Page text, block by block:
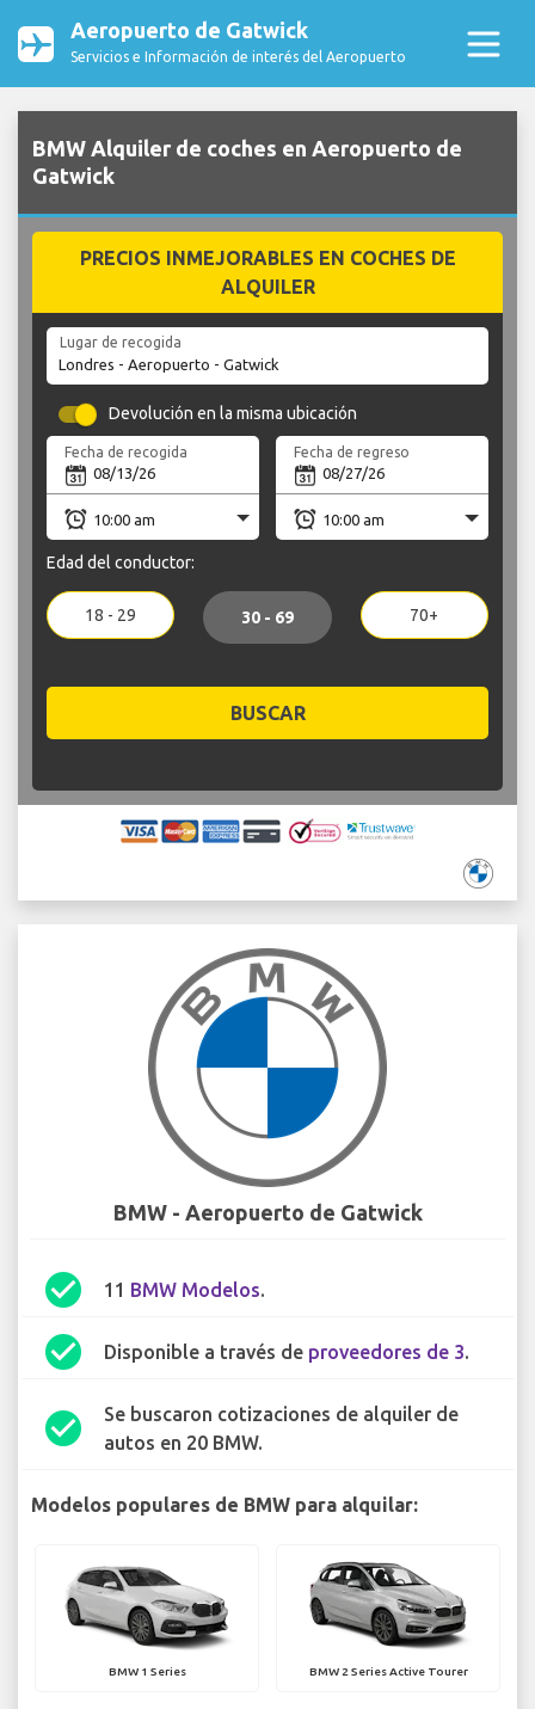
Aeropuerto de Gatwick
Servicios e Información de interés del Aeropuerto
BMW Alquiler de coches en Aeropuerto de
Gatwick
PRECIOS INMEJORABLES EN COCHES DE
ALQUILER
Lugar de recogida
Devolución en la misma ubicación
Fecha de recogida Fecha de regreso
Edad del conductor:
18 - 29 30 - 69 70+
BUSCAR
BMW - Aeropuerto de Gatwick
check_circle 11 BMW Modelos.
check_circle Disponible a través de proveedores de 3.
check_circle
Se buscaron cotizaciones de alquiler de
autos en 20 BMW.
Modelos populares de BMW para alquilar:
BMW 1 Series BMW 2 Series Active Tourer